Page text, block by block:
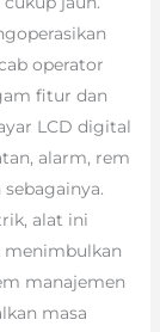
operator
fitur dan
LCD digital
alarm, rem
alat ini
menimbulkan
manajemen
masa